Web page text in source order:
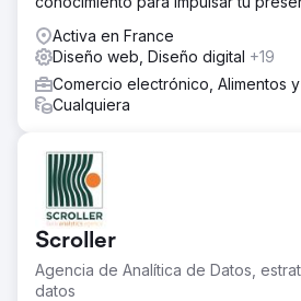
Activa en France
Diseño web, Diseño digital +19
Comercio electrónico, Alimentos
Cualquiera
Scroller
Agencia de Analítica de Datos,
datos